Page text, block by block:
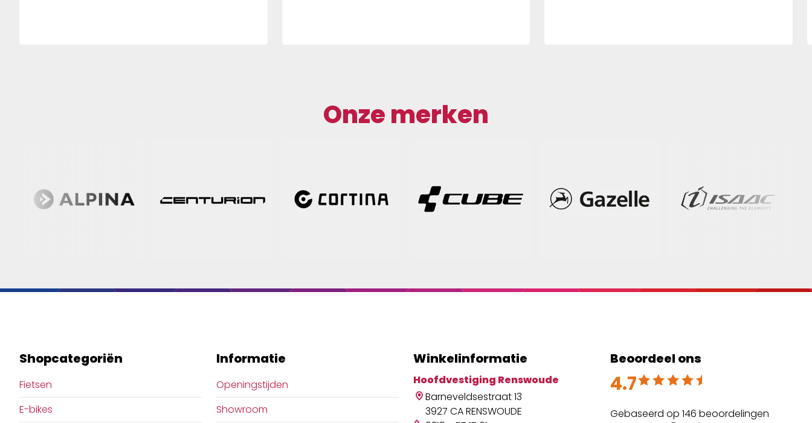
Onze merken
Shopcategoriën
Fietsen
E-bikes
Informatie
Openingstijden
Showroom
Winkelinformatie
Hoofdvestiging Renswoude
Barneveldsestraat 13
3927 CA RENSWOUDE
Beoordeel ons
4.7
Beoordeeld met 4.7 uit 5
Gebaseerd op 146 beoordelingen